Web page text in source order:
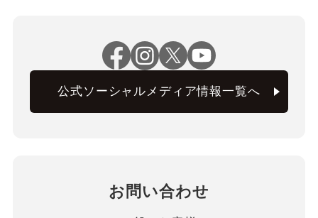
公式ソーシャルメディア情報一覧へ
お問い合わせ